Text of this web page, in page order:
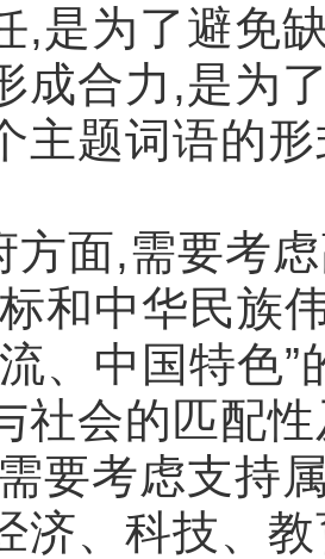
,是为了避免
成合力 ,是为
主题词语的
方面,需要考
和中华民族
、中国特色”
社会的匹配
需要考虑支持
济、科技、